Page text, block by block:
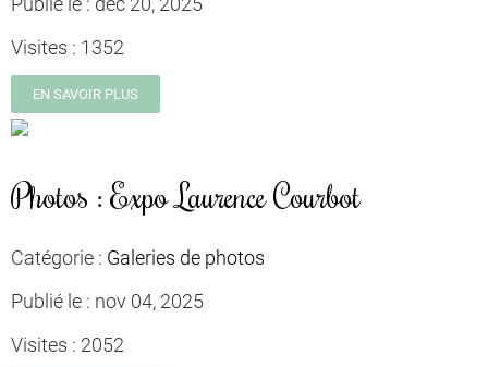
Visites : 1352
EN SAVOIR PLUS
Photos : Expo Laurence Courbot
Catégorie : Galeries de photos
Publié le : nov 04, 2025
Visites : 2052